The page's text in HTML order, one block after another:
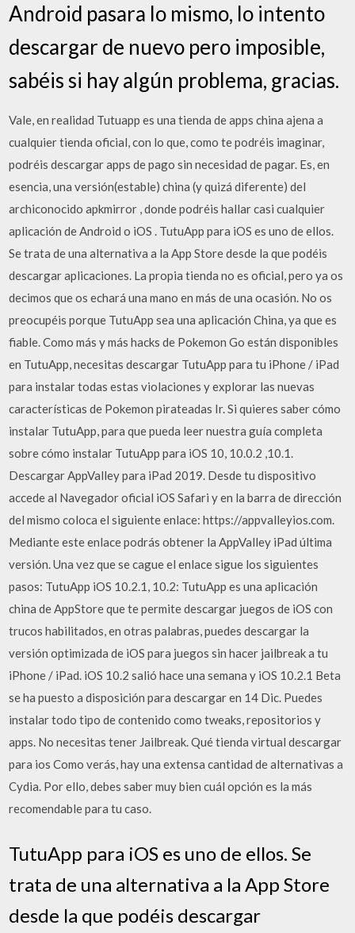
Android pasara lo mismo, lo intento
descargar de nuevo pero imposible,
sabéis si hay algún problema, gracias.
Vale, en realidad Tutuapp es una tienda de apps china ajena a
cualquier tienda oficial, con lo que, como te podréis imaginar,
podréis descargar apps de pago sin necesidad de pagar. Es, en
esencia, una versión(estable) china (y quizá diferente) del
archiconocido apkmirror , donde podréis hallar casi cualquier
aplicación de Android o iOS . TutuApp para iOS es uno de ellos.
Se trata de una alternativa a la App Store desde la que podéis
descargar aplicaciones. La propia tienda no es oficial, pero ya os
decimos que os echará una mano en más de una ocasión. No os
preocupéis porque TutuApp sea una aplicación China, ya que es
fiable. Como más y más hacks de Pokemon Go están disponibles
en TutuApp, necesitas descargar TutuApp para tu iPhone / iPad
para instalar todas estas violaciones y explorar las nuevas
características de Pokemon pirateadas Ir. Si quieres saber cómo
instalar TutuApp, para que pueda leer nuestra guía completa
sobre cómo instalar TutuApp para iOS 10, 10.0.2 ,10.1.
Descargar AppValley para iPad 2019. Desde tu dispositivo
accede al Navegador oficial iOS Safari y en la barra de dirección
del mismo coloca el siguiente enlace: https://appvalleyios.com.
Mediante este enlace podrás obtener la AppValley iPad última
versión. Una vez que se cague el enlace sigue los siguientes
pasos: TutuApp iOS 10.2.1, 10.2: TutuApp es una aplicación
china de AppStore que te permite descargar juegos de iOS con
trucos habilitados, en otras palabras, puedes descargar la
versión optimizada de iOS para juegos sin hacer jailbreak a tu
iPhone / iPad. iOS 10.2 salió hace una semana y iOS 10.2.1 Beta
se ha puesto a disposición para descargar en 14 Dic. Puedes
instalar todo tipo de contenido como tweaks, repositorios y
apps. No necesitas tener Jailbreak. Qué tienda virtual descargar
para ios Como verás, hay una extensa cantidad de alternativas a
Cydia. Por ello, debes saber muy bien cuál opción es la más
recomendable para tu caso.
TutuApp para iOS es uno de ellos. Se
trata de una alternativa a la App Store
desde la que podéis descargar